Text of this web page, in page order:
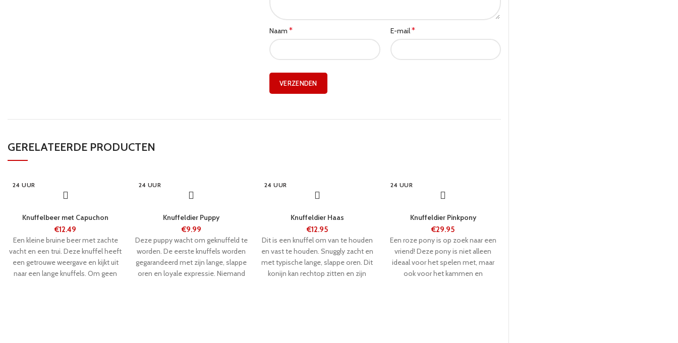
Naam * E-mail*
GERELATEERDE PRODUCTEN
24 UUR
Knuffelbeer met Capuchon
€12.49
Een kleine bruine beer met zachte
vacht en een trui. Deze knuffel heeft
een getrouwe weergave en kijkt uit
naar een lange knuffels. Om geen
24 UUR
Knuffeldier Puppy
€9.99
Deze puppy wacht om geknuffeld te
worden. De eerste knuffels worden
gegarandeerd met zijn lange, slappe
oren en loyale expressie. Niemand
24 UUR
Knuffeldier Haas
€12.95
Dit is een knuffel om van te houden
en vast te houden. Snuggly zacht en
met typische lange, slappe oren. Dit
konijn kan rechtop zitten en zijn
24 UUR
Knuffeldier Pinkpony
€29.95
Een roze pony is op zoek naar een
vriend! Deze pony is niet alleen
ideaal voor het spelen met, maar
ook voor het kammen en